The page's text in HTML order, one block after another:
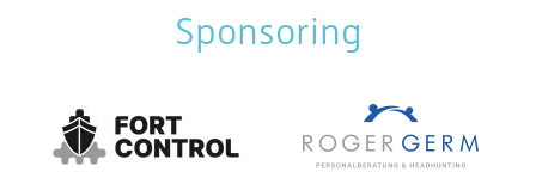
Sponsoring